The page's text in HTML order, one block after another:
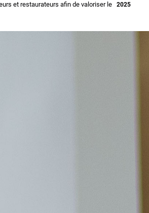
et restaurateurs afin de valoriser le
2025